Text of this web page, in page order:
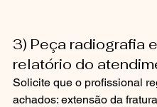
3) Peça radiografia e
relatório do
Solicite que o profissional
achados: extensão da